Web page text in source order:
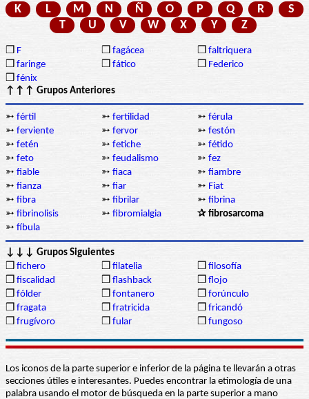
K
L M N Ñ O P Q R
S
T
U V W X Y Z
❒ F ❒ fagácea ❒ faltriquera
❒ faringe ❒ fático ❒ Federico
❒ fénix
↑↑↑ Grupos Anteriores
➳ fértil ➳ fertilidad ➳ férula
➳ ferviente ➳ fervor ➳ festón
➳ fetén ➳ fetiche ➳ fétido
➳ feto ➳ feudalismo ➳ fez
➳ fiable ➳ fiaca ➳ fiambre
➳ fianza ➳ fiar ➳ Fiat
➳ fibra ➳ fibrilar ➳ fibrina
➳ fibrinolisis ➳ fibromialgia
✰ fibrosarcoma
➳ fíbula
↓↓↓ Grupos Siguientes
❒ fichero ❒ filatelia ❒ filosofía
❒ fiscalidad ❒ flashback ❒ flojo
❒ fólder ❒ fontanero ❒ forúnculo
❒ fragata ❒ fratricida ❒ fricandó
❒ frugívoro ❒ fular ❒ fungoso
Los iconos de la parte superior e inferior de la página te llevarán a otras
secciones útiles e interesantes. Puedes encontrar la etimología de una
palabra usando el motor de búsqueda en la parte superior a mano